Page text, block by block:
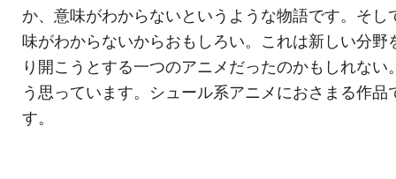
か、意味がわからないというような物語です。そし
味がわからないからおもしろい。これは新しい分野
り開こうとする一つのアニメだったのかもしれない
う思っています。シュール系アニメにおさまる作品
す。